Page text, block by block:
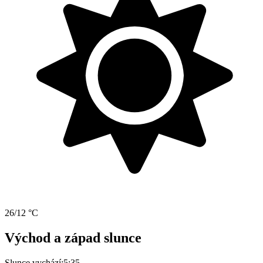
26/12 °C
Východ a západ slunce